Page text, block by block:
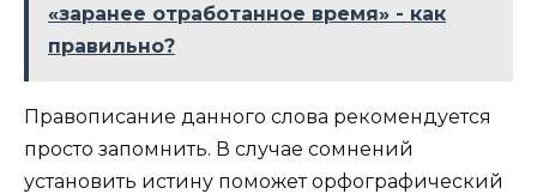
«заранее отработанное время» - как
правильно?
Правописание данного слова рекомендуется
просто запомнить. В случае сомнений
установить истину поможет орфографический